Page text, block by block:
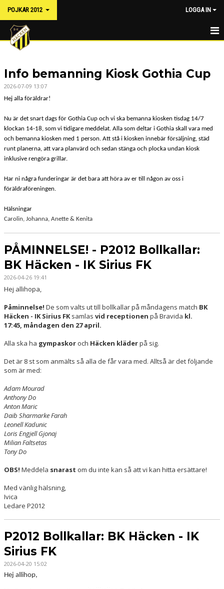
POJKAR 2012 LOGGA IN
HEM
NYHETER
KALENDER
MATCHER
TRUPPEN
BILDGALLERI
DOKUMENT
Info bemanning Kiosk Gothia Cup
2026-07-09 13:07
Hej alla föräldrar!
Nu är det snart dags för Gothia Cup och vi ska bemanna kiosken tisdag 14/7
klockan 14-18, som vi tidigare meddelat. Alla som deltar i Gothia skall vara med
och bemanna kiosken med 1 person. Att stå i kiosken innebär försäljning, städ
runt planerna, att vara planvärd och sedan stänga och plocka undan kiosk
inklusive rengöra grillar.
Har ni några funderingar är det bara att höra av er till någon av oss i
föräldraföreningen.
Hälsningar
Carolin, Johanna, Anette & Kenita
PÅMINNELSE! - P2012 Bollkallar:
BK Häcken - IK Sirius FK
2026-04-26 19:41
Hej allihopa,
Påminnelse! De som valts ut till bollkallar på måndagens match BK
Häcken - IK Sirius FKsamlas vid receptionen på Bravida kl.
17:45, måndagen den 27 april.
Alla ska ha gympaskor och Häcken kläderpå sig.
Det är 8 st som anmälts så alla de får vara med. Alltså är det följande
som är med:
Adam Mourad
Anthony Do
Anton Maric
Daib Sharmarke Farah
Leonell Kadunic
Loris Engjell Gjonaj
Milian Faltsetas
Tony Do
OBS! Meddela snarast om du inte kan så att vi kan hitta ersättare!
Med vänlig hälsning,
Ivica
Ledare P2012
P2012 Bollkallar: BK Häcken - IK
Sirius FK
2026-04-20 15:02
Hej allihop,